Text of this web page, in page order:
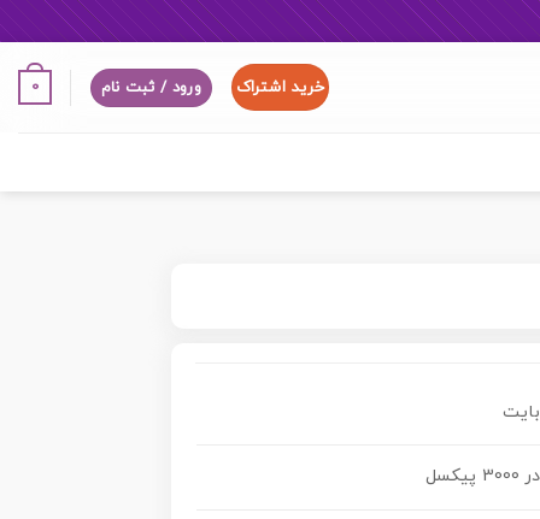
خرید اشتراک ورود / ثبت نام 0